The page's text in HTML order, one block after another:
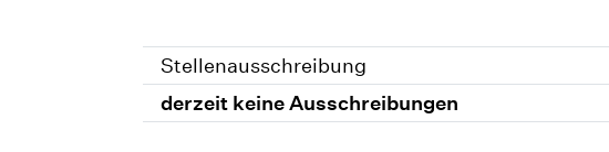
Stellenausschreibung
derzeit keine Ausschreibungen